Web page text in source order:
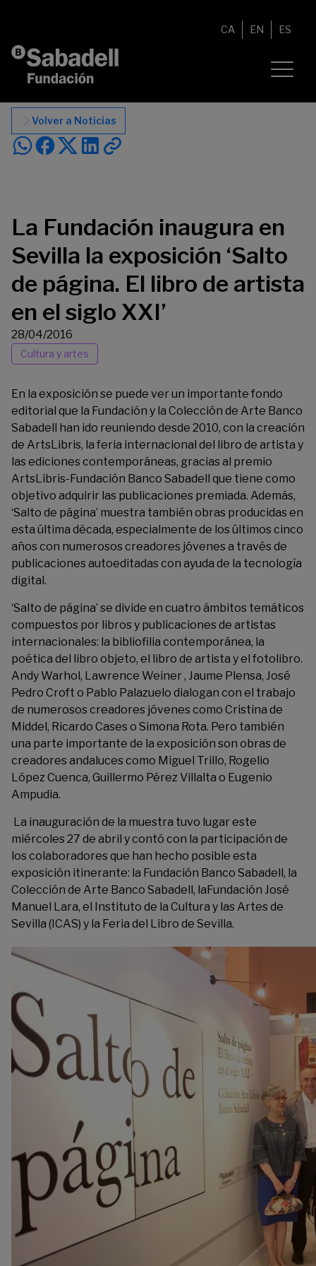
CA EN ES
Volver a Noticias
La Fundación inaugura en
Sevilla la exposición ‘Salto
de página. El libro de artista
en el siglo XXI’
28/04/2016
Cultura y artes
En la exposición se puede ver un importante fondo
editorial que la Fundación y la Colección de Arte Banco
Sabadell han ido reuniendo desde 2010, con la creación
de ArtsLibris, la feria internacional del libro de artista y
las ediciones contemporáneas, gracias al premio
ArtsLibris-Fundación Banco Sabadell que tiene como
objetivo adquirir las publicaciones premiada. Además,
‘Salto de página’ muestra también obras producidas en
esta última década, especialmente de los últimos cinco
años con numerosos creadores jóvenes a través de
publicaciones autoeditadas con ayuda de la tecnología
digital.
‘Salto de página’ se divide en cuatro ámbitos temáticos
compuestos por libros y publicaciones de artistas
internacionales: la bibliofilia contemporánea, la
poética del libro objeto, el libro de artista y el fotolibro.
Andy Warhol, Lawrence Weiner , Jaume Plensa, José
Pedro Croft o Pablo Palazuelo dialogan con el trabajo
de numerosos creadores jóvenes como Cristina de
Middel, Ricardo Cases o Simona Rota. Pero también
una parte importante de la exposición son obras de
creadores andaluces como Miguel Trillo, Rogelio
López Cuenca, Guillermo Pérez Villalta o Eugenio
Ampudia.
La inauguración de la muestra tuvo lugar este
miércoles 27 de abril y contó con la participación de
los colaboradores que han hecho posible esta
exposición itinerante: la Fundación Banco Sabadell, la
Colección de Arte Banco Sabadell, laFundación José
Manuel Lara, el Instituto de la Cultura y las Artes de
Sevilla (ICAS) y la Feria del Libro de Sevilla.